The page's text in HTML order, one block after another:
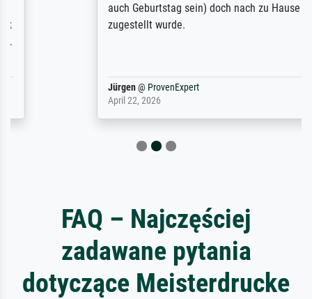
auch Geburtstag sein) doch nach zu Hause
zugestellt wurde.
ProvenExpert
April 22, 2026
FAQ – Najczęściej
zadawane pytania
dotyczące Meisterdrucke